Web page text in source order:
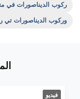
ركوب الديناصورات في
وركوب الديناصورات تي
فيديو